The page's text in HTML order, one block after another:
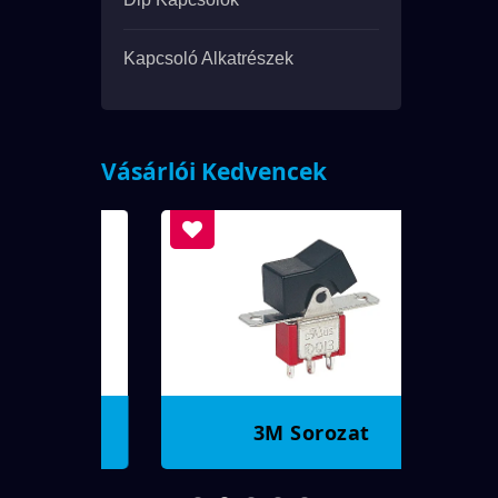
Kapcsoló Alkatrészek
Vásárlói Kedvencek
3M Sorozat